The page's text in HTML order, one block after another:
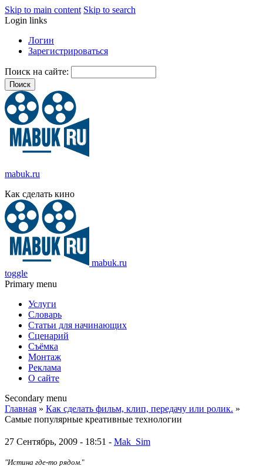
Skip to main content Skip to search
Login links
Логин
Зарегистрироваться
Поиск на сайте:
mabuk.ru
Как сделать кино
mabuk.ru
toggle
Primary menu
Услуги
Словарь
Статьи для начинающих
Сценарий
Съёмка
Монтаж
Реклама
О сайте
Secondary menu
Главная » Как сделать фильм, клип, передачу или ролик. »
Самые популярные креативные технологии
27 Сентябрь, 2009 - 18:51 - Mak_Sim
"Истина где-то рядом. "